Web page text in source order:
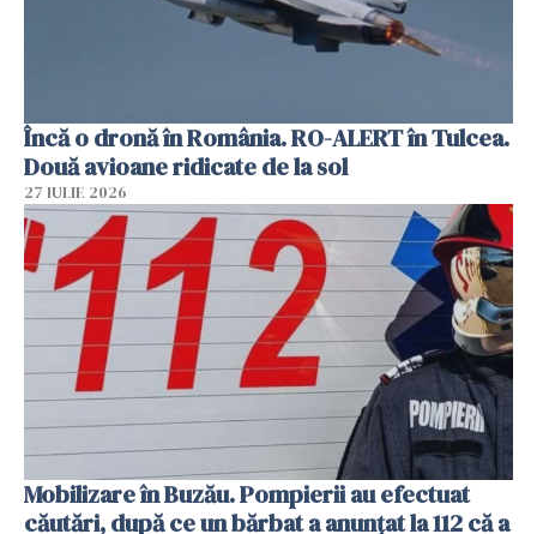
Încă o dronă în România. RO-ALERT în Tulcea.
Două avioane ridicate de la sol
27 IULIE 2026
Mobilizare în Buzău. Pompierii au efectuat
căutări, după ce un bărbat a anunțat la 112 că a